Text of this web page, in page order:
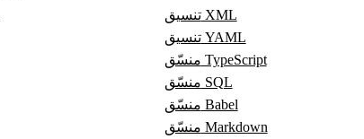
تنسيق XML
تنسيق YAML
منسّق TypeScript
منسّق SQL
منسّق Babel
منسّق Markdown